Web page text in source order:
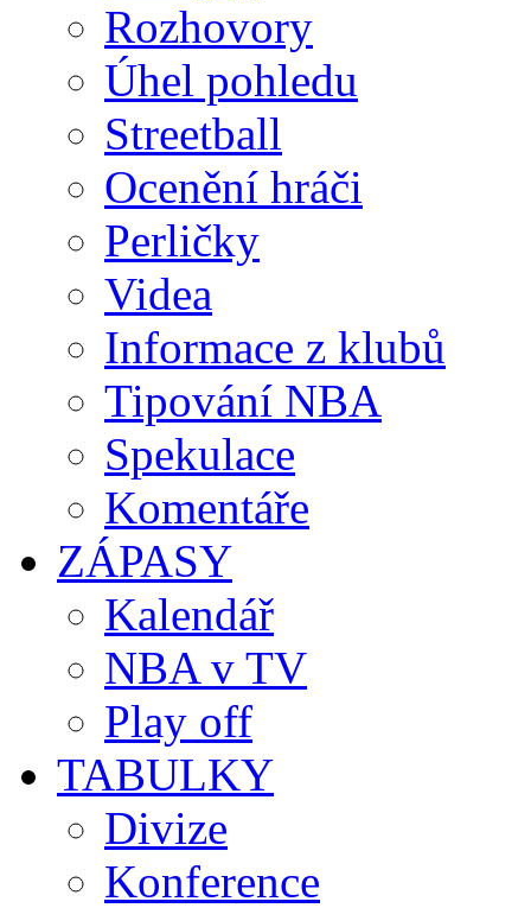
Rozhovory
Úhel pohledu
Streetball
Ocenění hráči
Perličky
Videa
Informace z klubů
Tipování NBA
Spekulace
Komentáře
ZÁPASY
Kalendář
NBA v TV
Play off
TABULKY
Divize
Konference